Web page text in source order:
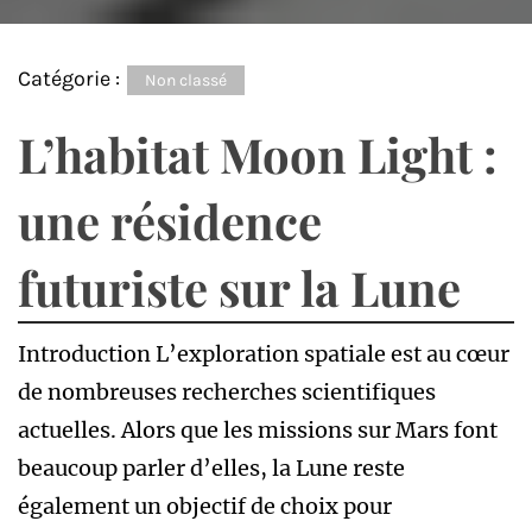
Catégorie : Non classé
L’habitat Moon Light :
une résidence
futuriste sur la Lune
Introduction L’exploration spatiale est au cœur
de nombreuses recherches scientifiques
actuelles. Alors que les missions sur Mars font
beaucoup parler d’elles, la Lune reste
également un objectif de choix pour